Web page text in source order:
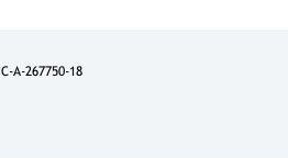
C-A-267750-18